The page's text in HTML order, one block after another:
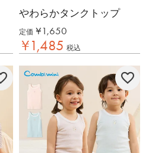
やわらかタンクトップ
定価 ¥ 1,650
¥1,485 税込